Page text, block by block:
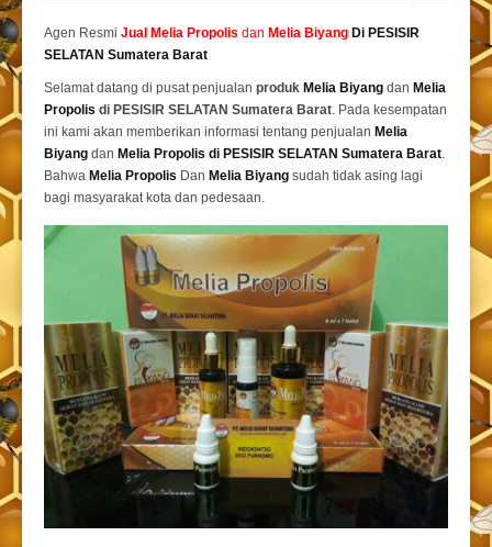
Agen Resmi Jual Melia Propolis dan Melia Biyang Di PESISIR
SELATAN Sumatera Barat
Selamat datang di pusat penjualan produk Melia Biyang dan Melia
Propolis di PESISIR SELATAN Sumatera Barat. Pada kesempatan
ini kami akan memberikan informasi tentang penjualan Melia
Biyang dan Melia Propolis di PESISIR SELATAN Sumatera Barat.
Bahwa Melia Propolis Dan Melia Biyang sudah tidak asing lagi
bagi masyarakat kota dan pedesaan.